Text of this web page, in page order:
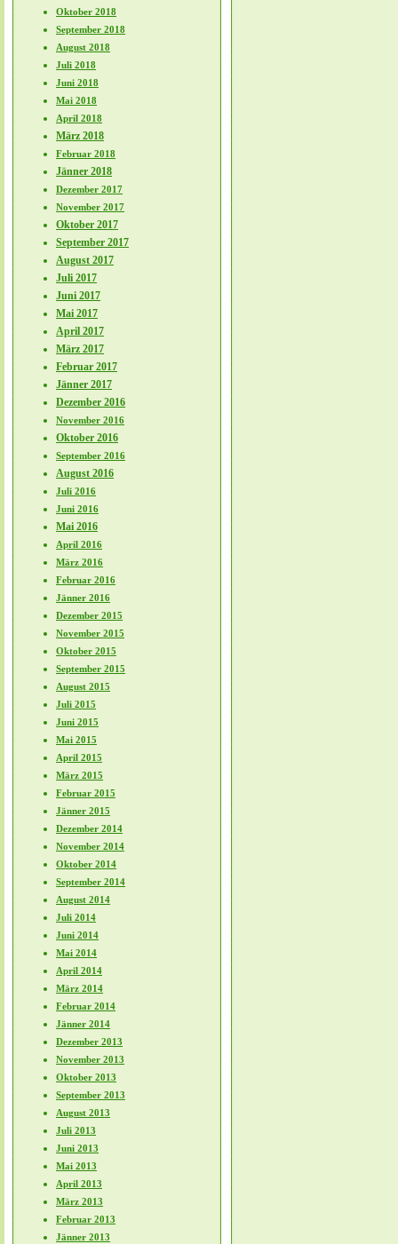
Oktober 2018
September 2018
August 2018
Juli 2018
Juni 2018
Mai 2018
April 2018
März 2018
Februar 2018
Jänner 2018
Dezember 2017
November 2017
Oktober 2017
September 2017
August 2017
Juli 2017
Juni 2017
Mai 2017
April 2017
März 2017
Februar 2017
Jänner 2017
Dezember 2016
November 2016
Oktober 2016
September 2016
August 2016
Juli 2016
Juni 2016
Mai 2016
April 2016
März 2016
Februar 2016
Jänner 2016
Dezember 2015
November 2015
Oktober 2015
September 2015
August 2015
Juli 2015
Juni 2015
Mai 2015
April 2015
März 2015
Februar 2015
Jänner 2015
Dezember 2014
November 2014
Oktober 2014
September 2014
August 2014
Juli 2014
Juni 2014
Mai 2014
April 2014
März 2014
Februar 2014
Jänner 2014
Dezember 2013
November 2013
Oktober 2013
September 2013
August 2013
Juli 2013
Juni 2013
Mai 2013
April 2013
März 2013
Februar 2013
Jänner 2013